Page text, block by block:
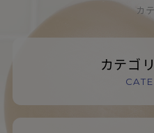
カ
カテゴ